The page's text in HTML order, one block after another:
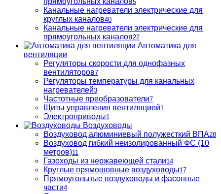
5
Канальные нагреватели электрические для
круглых каналов40
Канальные нагреватели электрические для
прямоугольных каналов22
Автоматика для
вентиляции
Регуляторы скорости для однофазных
вентиляторов7
Регуляторы температуры для канальных
нагревателей3
Частотные преобразователи7
Щиты управления вентиляцией1
Электроприводы1
Воздуховоды
Воздуховод алюминиевый полужесткий ВПА28
Воздуховод гибкий неизолированный ФС (10
метров)11
Газоходы из нержавеющей стали14
Круглые прямошовные воздуховоды17
Прямоугольные воздуховоды и фасонные
части4